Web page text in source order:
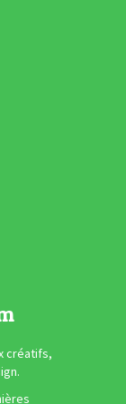
créatifs,